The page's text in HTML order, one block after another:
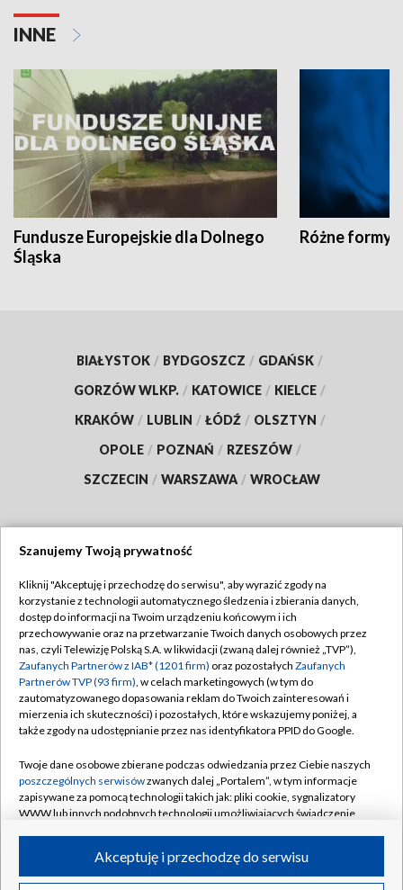
INNE
Fundusze Europejskie dla Dolnego
Śląska
Różne formy
BIAŁYSTOK / BYDGOSZCZ / GDAŃSK /
GORZÓW WLKP. / KATOWICE / KIELCE /
KRAKÓW / LUBLIN / ŁÓDŹ / OLSZTYN /
OPOLE / POZNAŃ / RZESZÓW /
SZCZECIN / WARSZAWA / WROCŁAW
TVP
Abonament TVP
Emisja w TVP
Centrum informacji TVP
Naziemna Telewizja Cyfrowa
Rada Programowa
System NOS
Informacje o nadawcy
Program dla prasy
Regulamin TVP
Polityka prywatności
Moje zgody
Pomoc
Kontakt
Kanały
©2026 Telewizja Polska S.A. w likwidacji
Szanujemy Twoją prywatność
Kliknij "Akceptuję i przechodzę do serwisu", aby wyrazić zgody na
korzystanie z technologii automatycznego śledzenia i zbierania danych,
dostęp do informacji na Twoim urządzeniu końcowym i ich
przechowywanie oraz na przetwarzanie Twoich danych osobowych przez
nas, czyli Telewizję Polską S.A. w likwidacji (zwaną dalej również „TVP”),
Zaufanych Partnerów z IAB* (1201 firm) oraz pozostałych Zaufanych
Partnerów TVP (93 firm), w celach marketingowych (w tym do
zautomatyzowanego dopasowania reklam do Twoich zainteresowań i
mierzenia ich skuteczności) i pozostałych, które wskazujemy poniżej, a
także zgody na udostępnianie przez nas identyfikatora PPID do Google.
Twoje dane osobowe zbierane podczas odwiedzania przez Ciebie naszych
poszczególnych serwisówzwanych dalej „Portalem”, w tym informacje
zapisywane za pomocą technologii takich jak: pliki cookie, sygnalizatory
WWW lub innych podobnych technologii umożliwiających świadczenie
ruchu w Internecie.Akceptuję i przechodzę do serwisu